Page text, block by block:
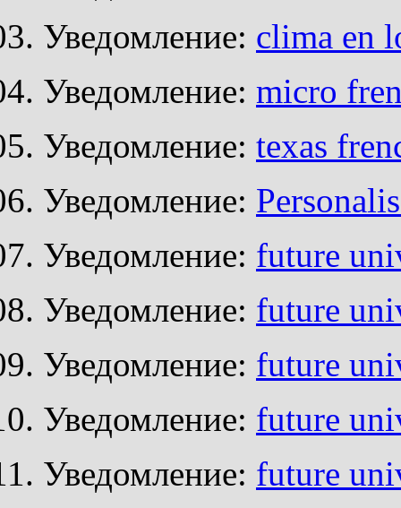
Уведомление: clima en
Уведомление: micro
Уведомление: texas
Уведомление:
Уведомление: future
Уведомление: future
Уведомление: future
Уведомление: future
Уведомление: future